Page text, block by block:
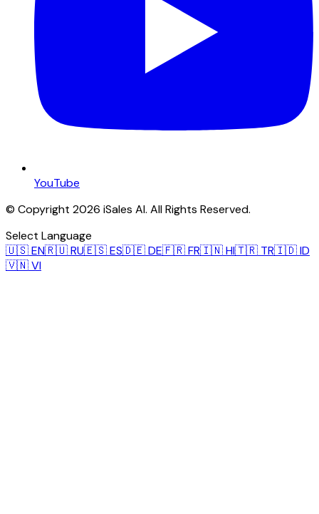
YouTube
© Copyright 2026 iSales AI. All Rights Reserved.
Select Language
🇺🇸EN🇷🇺RU🇪🇸ES🇩🇪DE🇫🇷FR🇮🇳HI🇹🇷 TR🇮🇩ID
🇻🇳VI